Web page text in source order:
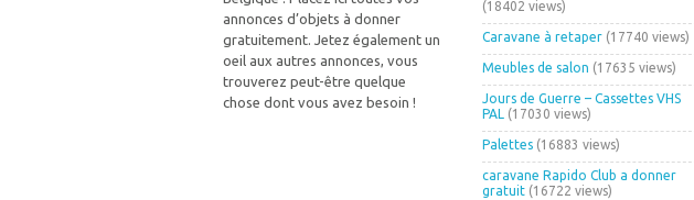
annonces d’objets à donner
gratuitement. Jetez également un
oeil aux autres annonces, vous
trouverez peut-être quelque
chose dont vous avez besoin !
(18402 views)
Caravane à retaper (17740 views)
Meubles de salon (17635 views)
Jours de Guerre – Cassettes VHS
PAL (17030 views)
Palettes (16883 views)
caravane Rapido Club a donner
gratuit (16722 views)